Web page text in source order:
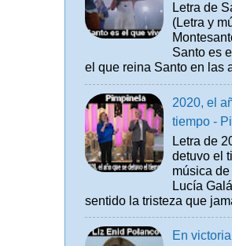
Letra de
(Letra y
Santo es
el que reina Santo en las
2020, el
tiempo -
Letra de
detuvo el
música
Lucía
sentido la tristeza que
En